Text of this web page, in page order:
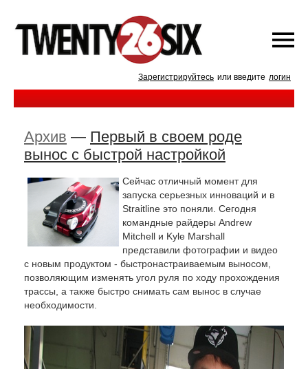
Зарегистрируйтесь или введите логин
Архив — Первый в своем роде
вынос с быстрой настройкой
Сейчас отличный момент для
запуска серьезных инноваций и в
Straitline это поняли. Сегодня
командные райдеры Andrew
Mitchell и Kyle Marshall
представили фотографии и видео
с новым продуктом - быстронастраиваемым выносом,
позволяющим изменять угол руля по ходу прохождения
трассы, а также быстро снимать сам вынос в случае
необходимости.